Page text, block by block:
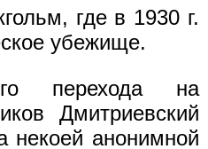
где в 1930 г.
убежище.
перехода на
Дмитриевский
некоей анонимной